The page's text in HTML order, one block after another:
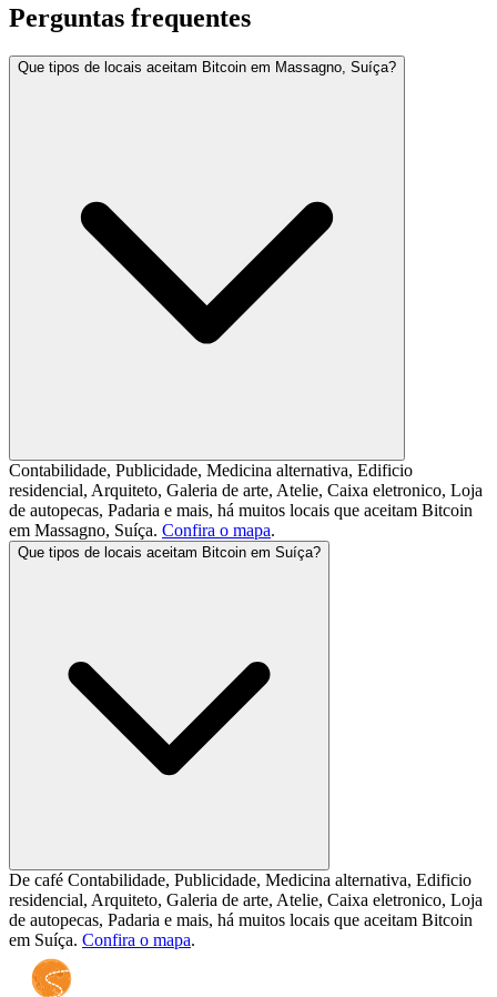
Perguntas frequentes
Que tipos de locais aceitam Bitcoin em Massagno, Suíça?
Contabilidade, Publicidade, Medicina alternativa, Edificio
residencial, Arquiteto, Galeria de arte, Atelie, Caixa eletronico, Loja
de autopecas, Padaria e mais, há muitos locais que aceitam Bitcoin
em Massagno, Suíça. Confira o mapa.
Que tipos de locais aceitam Bitcoin em Suíça?
De café Contabilidade, Publicidade, Medicina alternativa, Edificio
residencial, Arquiteto, Galeria de arte, Atelie, Caixa eletronico, Loja
de autopecas, Padaria e mais, há muitos locais que aceitam Bitcoin
em Suíça. Confira o mapa.